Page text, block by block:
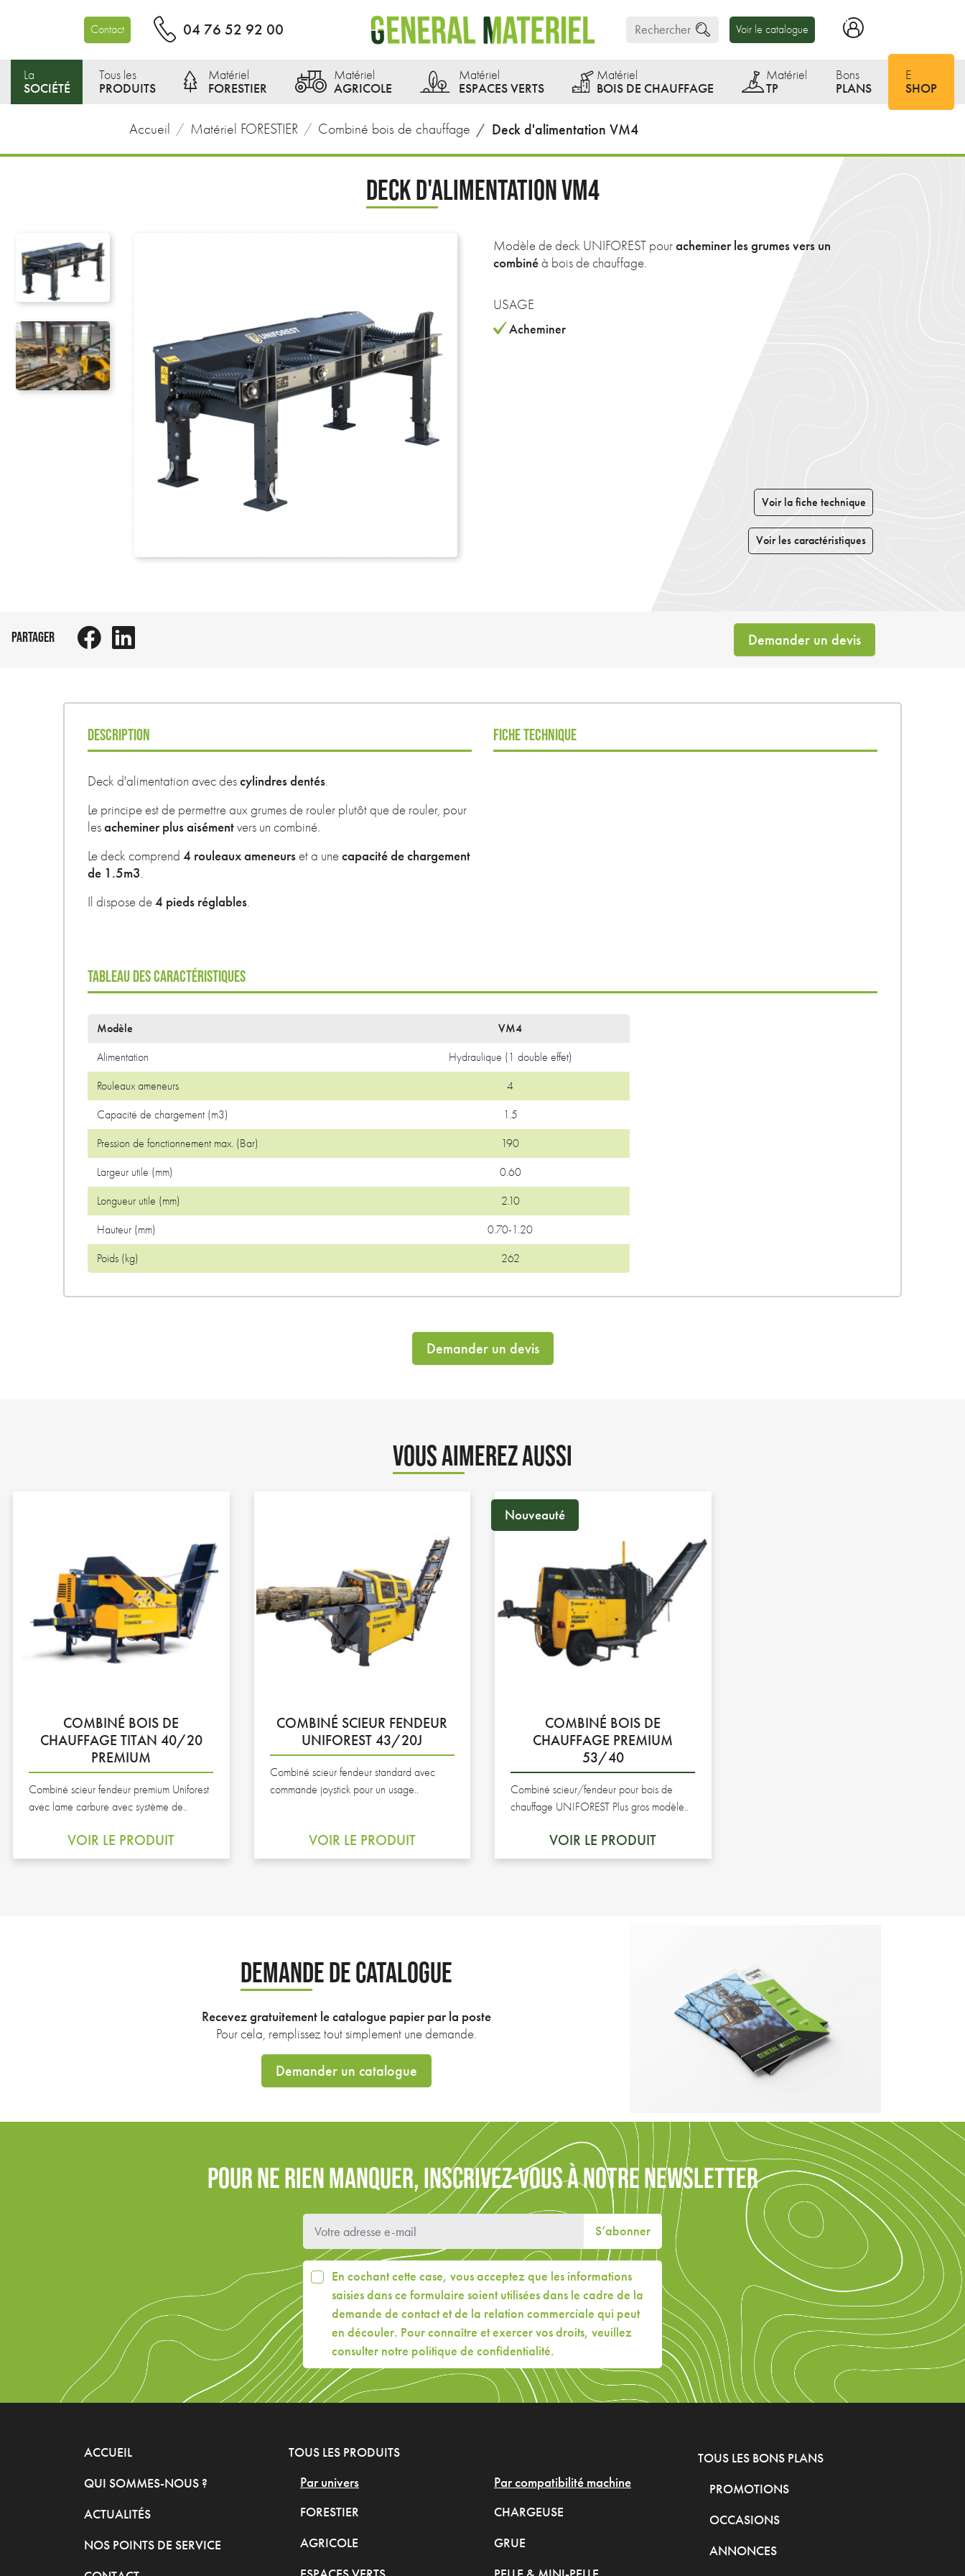
Contact 04 76 52 92 00 Voir le catalogue
La
SOCIÉTÉ
Tous les
PRODUITS
Matériel
FORESTIER
Matériel
AGRICOLE
Matériel
ESPACES VERTS
Matériel
BOIS DE CHAUFFAGE
Matériel
TP
Bons
PLANS
E
SHOP
Accueil Matériel FORESTIER Combiné bois de chauffage Deck d'alimentation VM4
DECK D'ALIMENTATION VM4
Modèle de deck UNIFOREST pouracheminer les grumes vers un
combiné à bois de chauffage.
USAGE
Acheminer
Voir la fiche technique
Voir les caractéristiques
PARTAGER Demander un devis
DESCRIPTION
Deck d'alimentation avec descylindres dentés.
Le principe est de permettre aux grumes de rouler plutôt que de rouler, pour
lesacheminer plus aisémentvers un combiné.
Le deck comprend 4 rouleaux ameneurs et a unecapacité de chargement
de 1.5m3.
Il dispose de4 pieds réglables.
FICHE TECHNIQUE
TABLEAU DES CARACTÉRISTIQUES
Modèle VM4
Alimentation Hydraulique (1 double effet)
Rouleaux ameneurs 4
Capacité de chargement (m3) 1.5
Pression de fonctionnement max. (Bar) 190
Largeur utile (mm) 0.60
Longueur utile (mm) 2.10
Hauteur (mm) 0.70-1.20
Poids (kg) 262
Demander un devis
VOUS AIMEREZ AUSSI
COMBINÉ BOIS DE
CHAUFFAGE TITAN 40/20
PREMIUM
Combiné scieur fendeur premium Uniforest
avec lame carbure avec système de..
VOIR LE PRODUIT
COMBINÉ SCIEUR FENDEUR
UNIFOREST 43/20J
Combiné scieur fendeur standard avec
commande joystick pour un usage..
VOIR LE PRODUIT
COMBINÉ BOIS DE
CHAUFFAGE PREMIUM
53/40
Combiné scieur/fendeur pour bois de
chauffage UNIFOREST Plus gros modèle..
VOIR LE PRODUIT
Nouveauté
DEMANDE DE CATALOGUE
Recevez gratuitement le catalogue papier par la poste
Pour cela, remplissez tout simplement une demande.
Demander un catalogue
POUR NE RIEN MANQUER, INSCRIVEZ-VOUS À NOTRE NEWSLETTER
S’abonner
En cochant cette case, vous acceptez que les informations
saisies dans ce formulaire soient utilisées dans le cadre de la
demande de contact et de la relation commerciale qui peut
en découler. Pour connaître et exercer vos droits, veuillez
consulter notre politique de confidentialité.
ACCUEIL
QUI SOMMES-NOUS ?
ACTUALITÉS
NOS POINTS DE SERVICE
TOUS LES PRODUITS
Par univers
FORESTIER
AGRICOLE
Par compatibilité machine
CHARGEUSE
GRUE
TOUS LES BONS PLANS
PROMOTIONS
OCCASIONS
ANNONCES